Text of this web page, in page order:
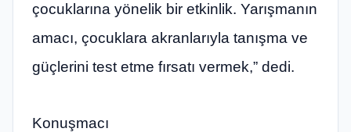
çocuklarına yönelik bir etkinlik. Yarışmanın
amacı, çocuklara akranlarıyla tanışma ve
güçlerini test etme fırsatı vermek,” dedi.
Konuşmacı